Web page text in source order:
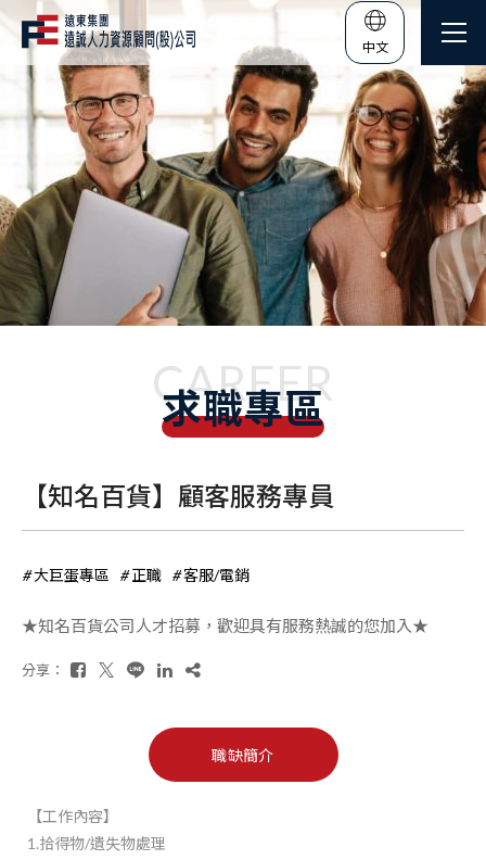
中文
CAREER
求職專區
【知名百貨】顧客服務專員
大巨蛋專區 正職 客服/電銷
★知名百貨公司人才招募，歡迎具有服務熱誠的您加入★
分享：
職缺簡介
【工作內容】
1.拾得物/遺失物處理